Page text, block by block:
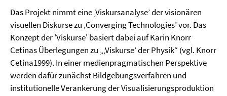
Das Projekt nimmt eine ‚Viskursanalyse’ der visionären
visuellen Diskurse zu ‚Converging Technologies’ vor. Das
Konzept der 'Viskurse' basiert dabei auf Karin Knorr
Cetinas Überlegungen zu „‚Viskurse’ der Physik“ (vgl. Knorr
Cetina1999). In einer medienpragmatischen Perspektive
werden dafür zunächst Bildgebungsverfahren und
institutionelle Verankerung der Visualisierungsproduktion